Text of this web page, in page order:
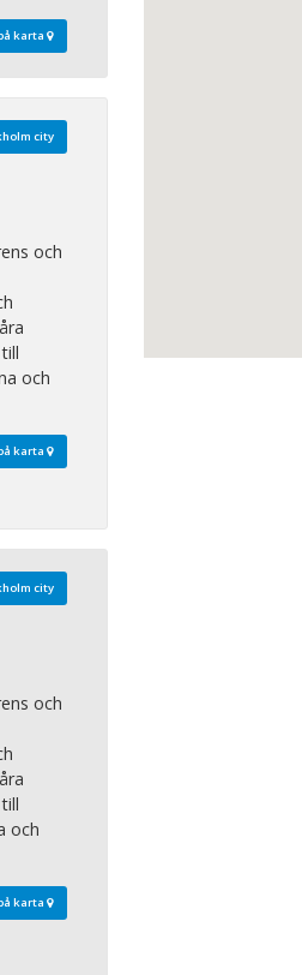
karta
city
och
och
karta
city
och
och
karta